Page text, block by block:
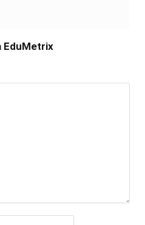
EduMetrix